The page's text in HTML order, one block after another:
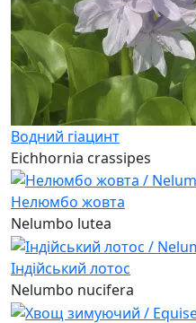
Водний гіацинт
Eichhоrnia crassipes
Нелюмбо жовта
Nelumbo lutea
Індійський лотос
Nelumbo nucifera